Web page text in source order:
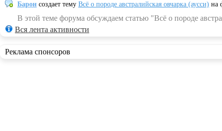
Барон создает тему Всё о породе австралийская овчарка (аусси) на
В этой теме форума обсуждаем статью "Всё о породе
Вся лента активности
Реклама спонсоров